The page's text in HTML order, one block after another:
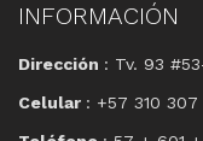
INFORMACIÓN
Dirección : Tv. 93
Celular : +57 310 307